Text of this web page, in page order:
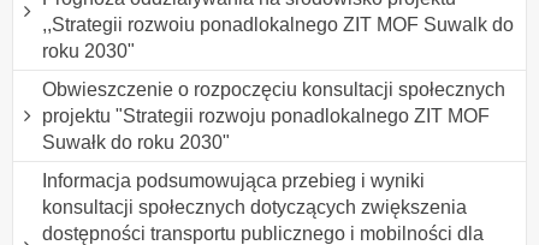
,,Strategii rozwoiu ponadlokalnego ZIT MOF Suwalk do
roku 2030"
Obwieszczenie o rozpoczęciu konsultacji społecznych
projektu "Strategii rozwoju ponadlokalnego ZIT MOF
Suwałk do roku 2030"
Informacja podsumowująca przebieg i wyniki
konsultacji społecznych dotyczących zwiększenia
dostępności transportu publicznego i mobilności dla